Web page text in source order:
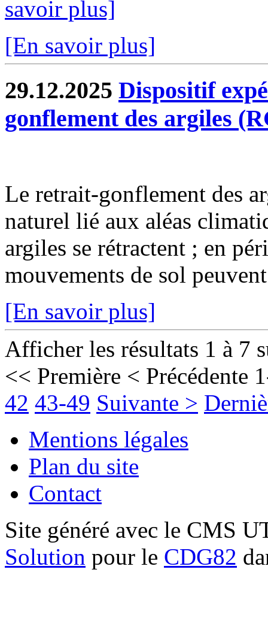
savoir plus]
[En savoir plus]
29.12.2025 Dispositif
gonflement des argiles
Le retrait-gonflement des
naturel lié aux aléas
argiles se rétractent ; en
mouvements de sol
[En savoir plus]
Afficher les résultats 1 à 7
<< Première < Précédente
42 43-49 Suivante >
Mentions légales
Plan du site
Contact
Site généré avec le CMS
Solution pour le CDG82